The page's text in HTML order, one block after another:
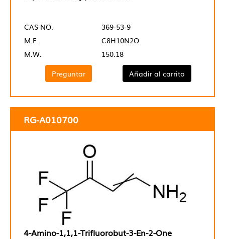
CAS NO.
369-53-9
M.F.
C8H10N2O
M.W.
150.18
Preguntar
Añadir al carrito
RG-A010700
4-Amino-1,1,1-Trifluorobut-3-En-2-One